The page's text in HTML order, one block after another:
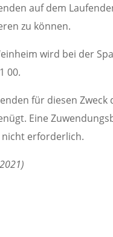
auf dem
zu können.
wird bei der
00.
für diesen
Eine
nicht erforderlich.